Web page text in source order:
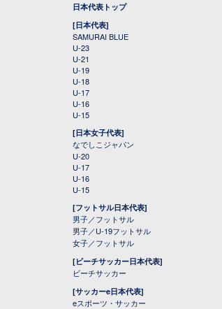
日本代表トップ
[日本代表]
SAMURAI BLUE
U-23
U-21
U-19
U-18
U-17
U-16
U-15
[日本女子代表]
なでしこジャパン
U-20
U-17
U-16
U-15
[フットサル日本代表]
男子／フットサル
男子／U-19フットサル
女子／フットサル
[ビーチサッカー日本代表]
ビーチサッカー
[サッカーe日本代表]
eスポーツ・サッカー